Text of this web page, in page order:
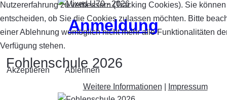
Anmeldung
Fohlenschule 2026
Nutzererfahrung zu verbessern (Tracking Cookies). Sie
entscheiden, ob Sie die Cookies zulassen möchten. Bitte
einer Ablehnung womöglich nicht mehr alle Funktionalitäten
Verfügung stehen.
Akzeptieren
Ablehnen
Weitere Informationen
Impressum